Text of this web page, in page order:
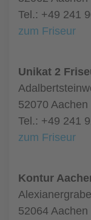
Tel.: +49 241
zum Friseur
Unikat 2
52070 Aachen
Tel.: +49 241
zum Friseur
Kontur
52064 Aachen